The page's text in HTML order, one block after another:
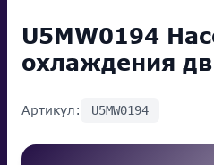
U5MW0194
охлаждения
Артикул: U5MW0194